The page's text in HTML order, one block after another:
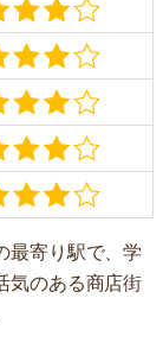
最寄り駅で、学
気のある商店街